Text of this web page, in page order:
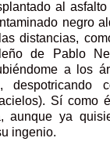
al
negro
distancias,
de Pablo
a los
despotricando
Sí como
aunque ya
ingenio.